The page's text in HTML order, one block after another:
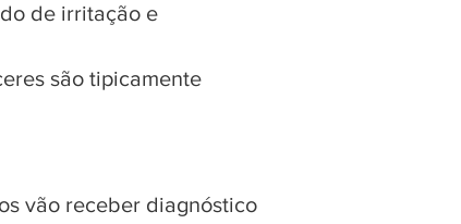
de irritação e
são tipicamente
vão receber diagnóstico